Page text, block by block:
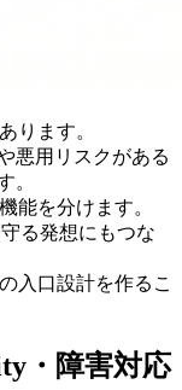
ります。
悪用リスクがある
。
能を分けます。
る発想にもつな
入口設計を作るこ
・障害対応